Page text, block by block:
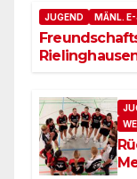
JUGEND MÄNL.